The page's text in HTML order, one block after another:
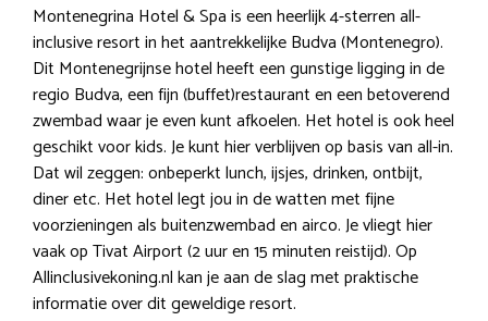
Montenegrina Hotel & Spa is een heerlijk 4-sterren all-
inclusive resort in het aantrekkelijke Budva (Montenegro).
Dit Montenegrijnse hotel heeft een gunstige ligging in de
regio Budva, een fijn (buffet)restaurant en een betoverend
zwembad waar je even kunt afkoelen. Het hotel is ook heel
geschikt voor kids. Je kunt hier verblijven op basis van all-in.
Dat wil zeggen: onbeperkt lunch, ijsjes, drinken, ontbijt,
diner etc. Het hotel legt jou in de watten met fijne
voorzieningen als buitenzwembad en airco. Je vliegt hier
vaak op Tivat Airport (2 uur en 15 minuten reistijd). Op
Allinclusivekoning.nl kan je aan de slag met praktische
informatie over dit geweldige resort.